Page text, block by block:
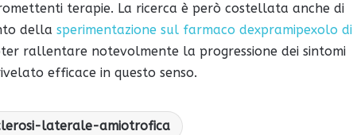
terapie. La ricerca è però costellata anche di
della sperimentazione sul farmaco dexpramipexolo di
rallentare notevolmente la progressione dei sintomi
efficace in questo senso.
laterale-amiotrofica